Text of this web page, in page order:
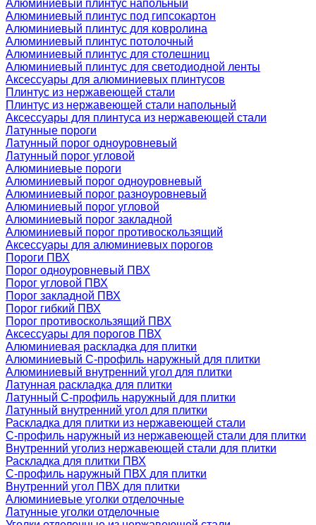
Алюминиевый плинтус напольный
Алюминиевый плинтус под гипсокартон
Алюминиевый плинтус для ковролина
Алюминиевый плинтус потолочный
Алюминиевый плинтус для столешниц
Алюминиевый плинтус для светодиодной ленты
Аксессуары для алюминиевых плинтусов
Плинтус из нержавеющей стали
Плинтус из нержавеющей стали напольный
Аксессуары для плинтуса из нержавеющей стали
Латунные пороги
Латунный порог одноуровневый
Латунный порог угловой
Алюминиевые пороги
Алюминиевый порог одноуровневый
Алюминиевый порог разноуровневый
Алюминиевый порог угловой
Алюминиевый порог закладной
Алюминиевый порог противоскользящий
Аксессуары для алюминиевых порогов
Пороги ПВХ
Порог одноуровневый ПВХ
Порог угловой ПВХ
Порог закладной ПВХ
Порог гибкий ПВХ
Порог противоскользящий ПВХ
Аксессуары для порогов ПВХ
Алюминиевая раскладка для плитки
Алюминиевый С-профиль наружный для плитки
Алюминиевый внутренний угол для плитки
Латунная раскладка для плитки
Латунный С-профиль наружный для плитки
Латунный внутренний угол для плитки
Раскладка для плитки из нержавеющей стали
С-профиль наружный из нержавеющей стали для плитки
Внутренний уголиз нержавеющей стали для плитки
Раскладка для плитки ПВХ
С-профиль наружный ПВХ для плитки
Внутренний угол ПВХ для плитки
Алюминиевые уголки отделочные
Латунные уголки отделочные